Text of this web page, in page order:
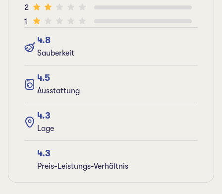
2
1
4.8
Sauberkeit
4.5
Ausstattung
4.3
Lage
4.3
Preis-Leistungs-Verhältnis